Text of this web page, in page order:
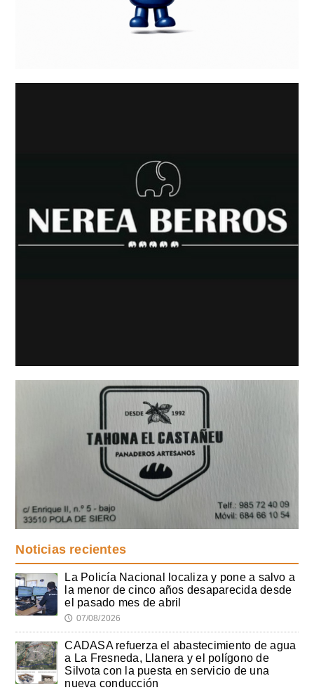
Noticias recientes
La Policía Nacional localiza y pone a salvo a
la menor de cinco años desaparecida desde
el pasado mes de abril
🕔 07/08/2026
CADASA refuerza el abastecimiento de agua
a La Fresneda, Llanera y el polígono de
Silvota con la puesta en servicio de una
nueva conducción